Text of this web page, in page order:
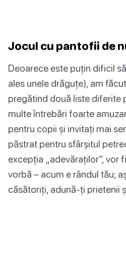
Jocul cu pantofii de
Deoarece este puțin dificil
ales unele drăguțe), am
pregătind două liste diferite
multe întrebări foarte
pentru copii și invitați mai
păstrat pentru sfârșitul
excepția „adevăraților”, vor
vorbă – acum e rândul tău;
căsătoriți, adună-ți prietenii